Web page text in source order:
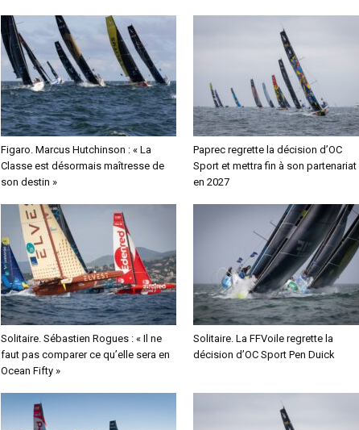
Figaro. Marcus Hutchinson : « La
Classe est désormais maîtresse de
son destin »
Paprec regrette la décision d’OC
Sport et mettra fin à son partenariat
en 2027
Solitaire. Sébastien Rogues : « Il ne
faut pas comparer ce qu’elle sera en
Ocean Fifty »
Solitaire. La FFVoile regrette la
décision d’OC Sport Pen Duick